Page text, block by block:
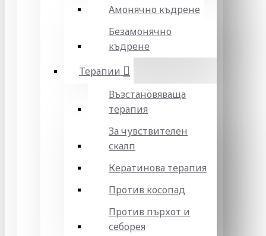
Амонячно къдрене
Безамонячно
къдрене
Терапии
Възстановяваща
терапия
За чувствителен
скалп
Кератинова терапия
Против косопад
Против пърхот и
себорея